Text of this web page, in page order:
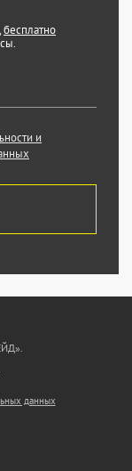
бесплатно
и
данных